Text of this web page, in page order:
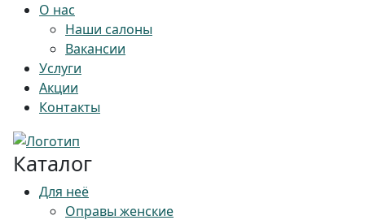
О нас
Наши салоны
Вакансии
Услуги
Акции
Контакты
Каталог
Для неё
Оправы женские